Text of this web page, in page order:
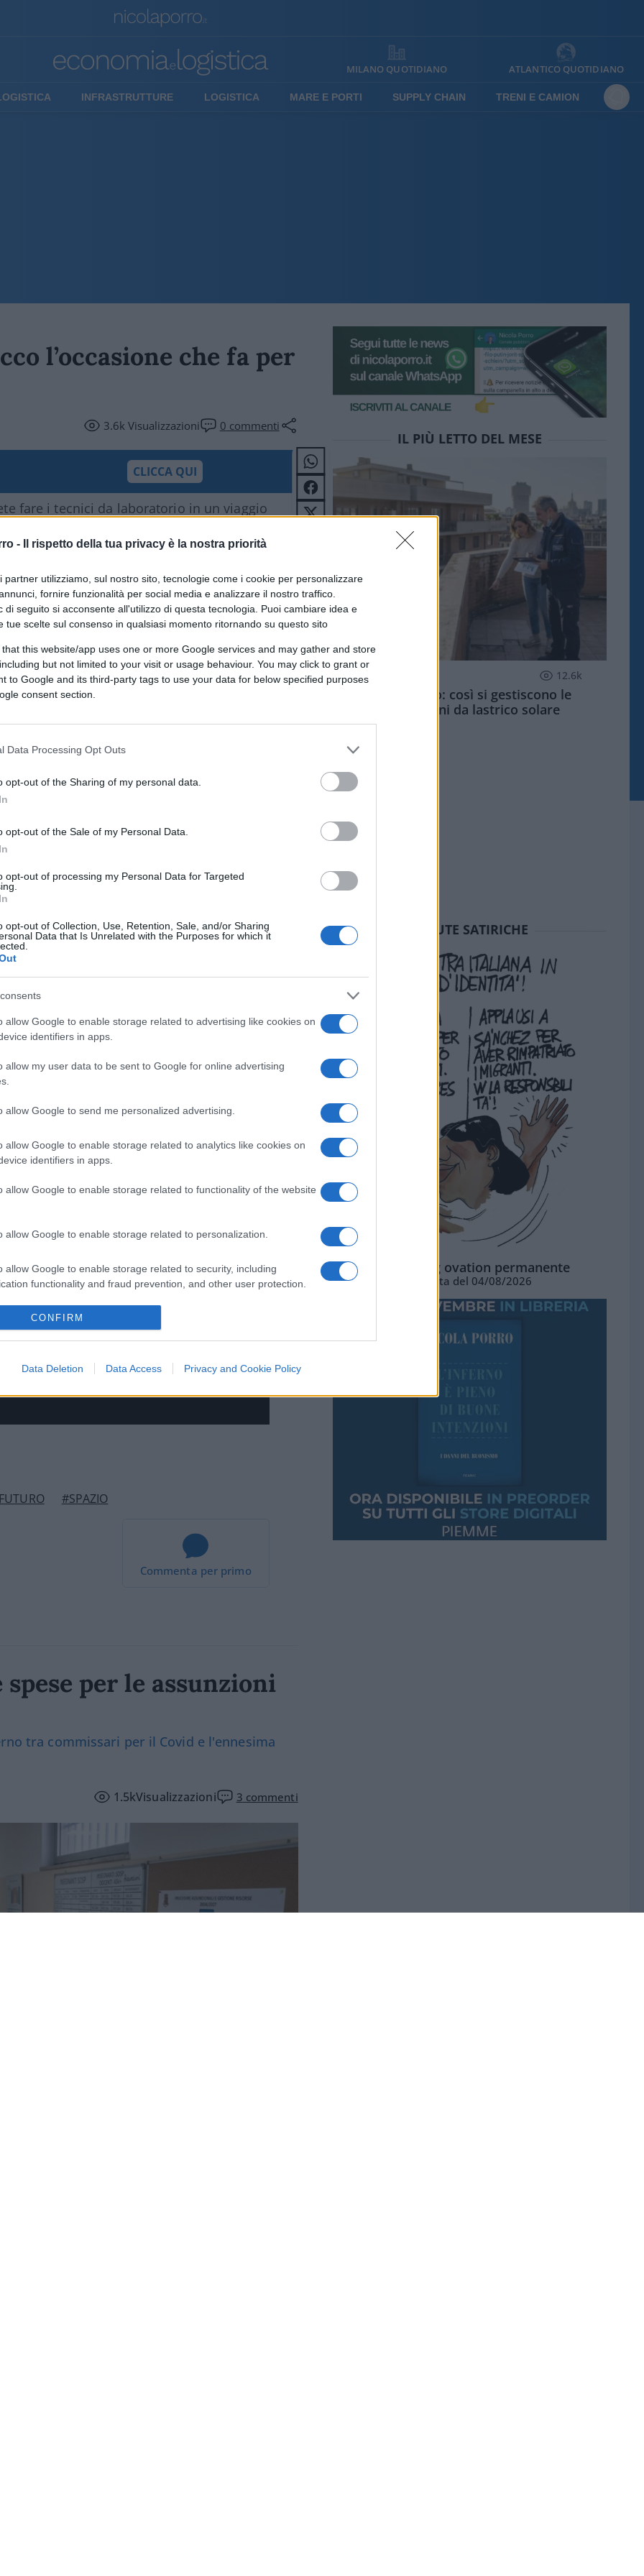
- Il rispetto della tua privacy è la nostra priorità
partner utilizziamo, sul nostro sito, tecnologie come i cookie per personalizzare
fornire funzionalità per social media e analizzare il nostro traffico.
di seguito si acconsente all'utilizzo di questa tecnologia. Puoi cambiare idea e
tue scelte sul consenso in qualsiasi momento ritornando su questo sito
that this website/app uses one or more Google services and may gather and store
but not limited to your visit or usage behaviour. You may click to grant or
to Google and its third-party tags to use your data for below specified purposes
consent section.
Data Processing Opt Outs
opt-out of the Sharing of my personal data.
opt-out of the Sale of my Personal Data.
opt-out of processing my Personal Data for Targeted
opt-out of Collection, Use, Retention, Sale, and/or Sharing
Data that Is Unrelated with the Purposes for which it
allow Google to enable storage related to advertising like cookies on
identifiers in apps.
allow my user data to be sent to Google for online advertising
allow Google to send me personalized advertising.
allow Google to enable storage related to analytics like cookies on
identifiers in apps.
allow Google to enable storage related to functionality of the website
allow Google to enable storage related to personalization.
allow Google to enable storage related to security, including
functionality and fraud prevention, and other user protection.
CONFIRM
Data Deletion Data Access Privacy and Cookie Policy
MILANO QUOTIDIANO ATLANTICO QUOTIDIANO
INFRASTRUTTURE LOGISTICA MARE E PORTI SUPPLY CHAIN TRENI E CAMION
l’occasione che fa per
3.6kVisualizzazioni 0 commenti
CLICCA QUI
fare i tecnici da laboratorio in un viaggio
Terra dall’esterno? Bhe per questo e
vi raccontano e descrivono come fare.
buon astronauta.
Colorado haapertooggiun processo di
pagati, con l’obiettivo di dare ai
noto come Effetto
di Space for Humanity, che fa seguito
quella campagna precedente, il seguito
con la
globale sull’effetto
spirituale che è stata spesso
il pianeta sottostante.
essere selezionati fino a 10.000
coloro che viaggiano verso l’alta
Panoramica una volta tornati sulla
#SPAZIO
Commenta per primo
per le assunzioni
tra commissari per il Covid e l'ennesima
1.5kVisualizzazioni 3 commenti
IL PIÙ LETTO DEL MESE
ECONOMIA 12.6k
Condominio: così si gestiscono le
infiltrazioni da lastrico solare
SEDUTE SATIRICHE
La standing ovation permanente
Vignetta del 04/08/2026